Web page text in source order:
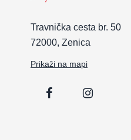
Travnička cesta br. 50
72000, Zenica
Prikaži na mapi